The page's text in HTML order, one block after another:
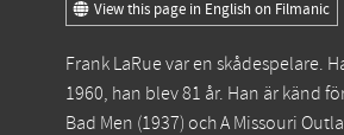
View this page in English on Filmanic
Frank LaRue var en skådespelare.
1960, han blev 81 år. Han är känd
Bad Men (1937) ochA Missouri